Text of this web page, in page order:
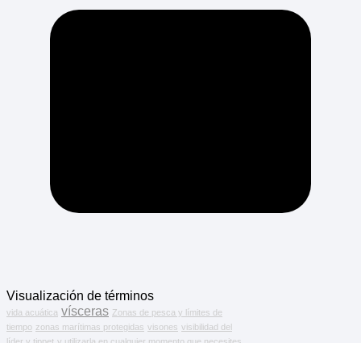
Visualización de términos
vida acuática vísceras Zonas de pesca y límites de
tiempo zonas marítimas protegidas visones visibilidad del